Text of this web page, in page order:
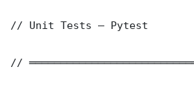
// Unit Tests — Pytest
//